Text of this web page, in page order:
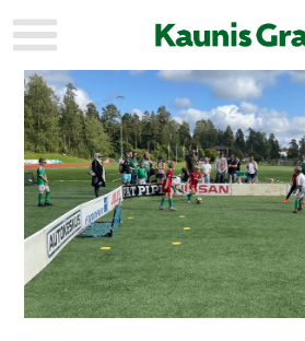
KAUPUNKI
STADEN
AJANKOHTAISTA
AKTUELLT
URHEILU
IDROTT
KULTTUURI
KULTUR
HISTORIA
HISTORIA
YLEINEN
ALLMÄN
MAINOSTAJILLE
FÖR
ANNONSÖRER